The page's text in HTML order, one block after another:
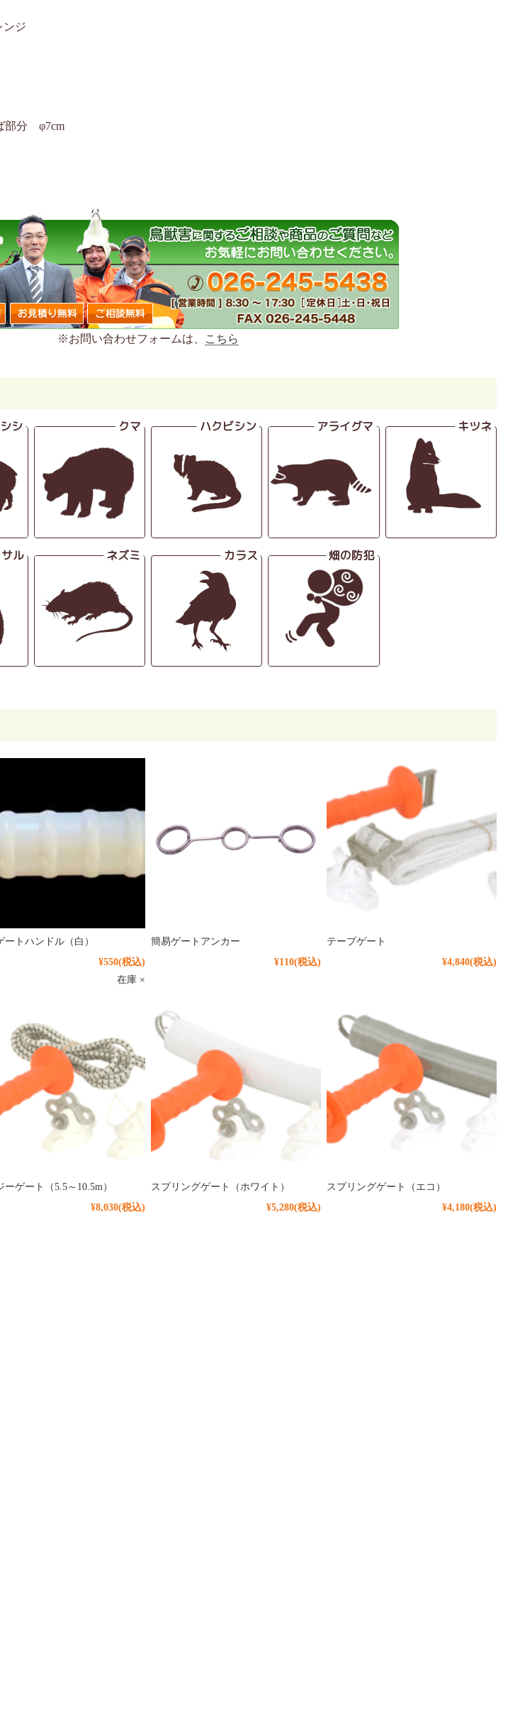
ンジ
部分 φ7cm
※お問い合わせフォームは、 こちら
ートハンドル（白）
¥550(税込)
在庫 ×
簡易ゲートアンカー
¥110(税込)
テープゲート
¥4,840(税込)
ーゲート（5.5～10.5m）
¥8,030(税込)
スプリングゲート（ホワイト）
¥5,280(税込)
スプリングゲート（エコ）
¥4,180(税込)